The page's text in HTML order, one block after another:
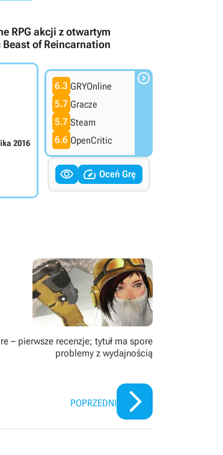
RPG akcji z otwartym
of Reincarnation
2016
6.3 GRYOnline
5.7 Gracze
5.7 Steam
6.6 OpenCritic

  Oceń Grę
– pierwsze recenzje; tytuł ma spore
problemy z wydajnością
POPRZEDNI